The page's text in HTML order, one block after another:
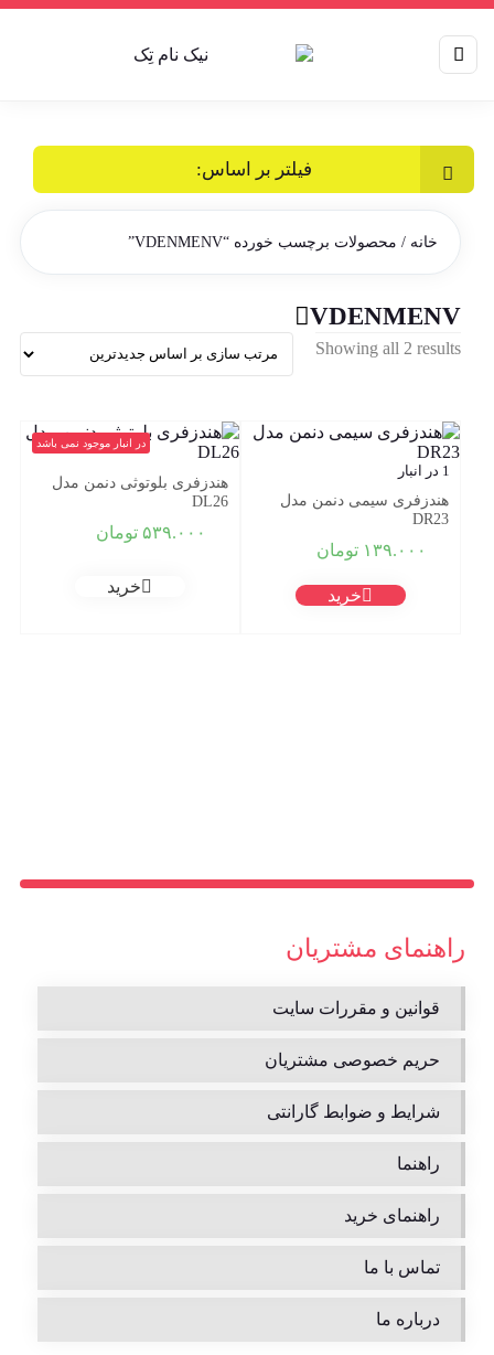
فیلتر بر اساس:
خانه / محصولات برچسب خورده “VDENMENV”
VDENMENV
Showing all 2 results
1 در انبار
هندزفری سیمی دنمن مدل
DR23
۱۳۹.۰۰۰ تومان
خرید
در انبار موجود نمی باشد
هندزفری بلوتوثی دنمن مدل
DL26
۵۳۹.۰۰۰ تومان
خرید
راهنمای مشتریان
قوانین و مقررات سایت
حریم خصوصی مشتریان
شرایط و ضوابط گارانتی
راهنما
راهنمای خرید
تماس با ما
درباره ما